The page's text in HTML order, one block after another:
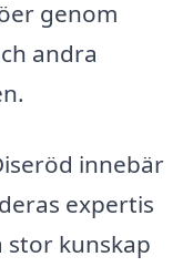
genom
andra
innebär
expertis
stor kunskap